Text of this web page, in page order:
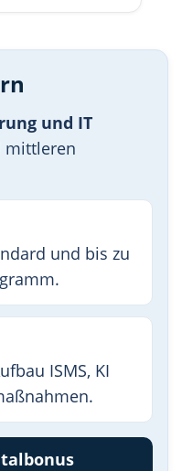
und IT
mittleren
und bis zu
ISMS, KI